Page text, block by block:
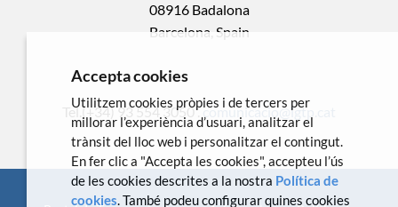
08916 Badalona
Barcelona, Spain
Tel.(+34) 93 554 3050 .comunicacio@igtp.cat
Accepta cookies
Utilitzem cookies pròpies i de tercers per
millorar l’experiència d’usuari, analitzar el
trànsit del lloc web i personalitzar el contingut.
En fer clic a "Accepta les cookies", accepteu l’ús
de les cookies descrites a la nostra Política de
cookies. També podeu configurar quines cookies